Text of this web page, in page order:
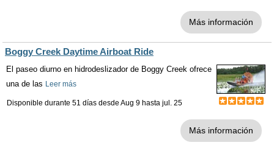
Más información
Boggy Creek Daytime Airboat Ride
El paseo diurno en hidrodeslizador de Boggy Creek ofrece
una de las Leer más
Disponible durante 51 días desde Aug 9 hasta jul. 25
Más información